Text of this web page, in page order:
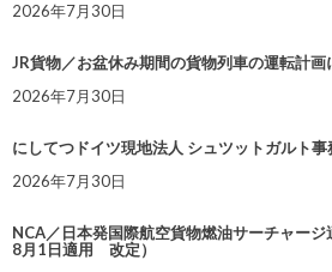
2026年7月30日
JR貨物／お盆休み期間の貨物列車の運転計画
2026年7月30日
にしてつドイツ現地法人 シュツットガルト
2026年7月30日
NCA／日本発国際航空貨物燃油サーチャー
8月1日適用 改定）